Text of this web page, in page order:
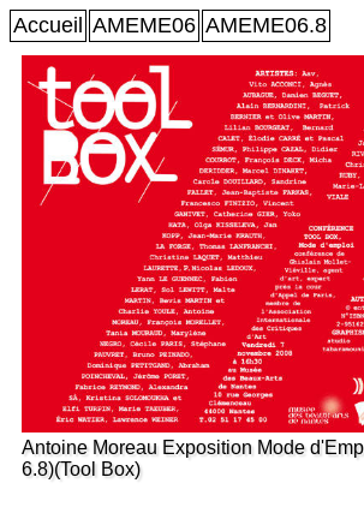
Accueil AMEME06 AMEME06.8
Antoine Moreau Exposition Mode
6.8)(Tool Box)